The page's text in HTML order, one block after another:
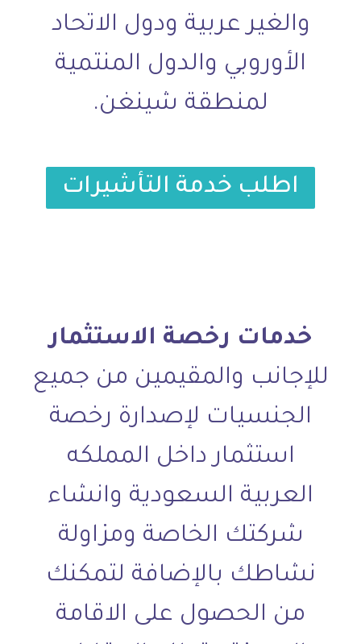
والغير عربية ودول الاتحاد
الأوروبي والدول المنتمية
لمنطقة شينغن.
اطلب خدمة التأشيرات
خدمات رخصة الاستثمار
للإجانب والمقيمين من جميع
الجنسيات لإصدارة رخصة
استثمار داخل المملكه
العربية السعودية وانشاء
شركتك الخاصة ومزاولة
نشاطك بالإضافة لتمكنك
من الحصول على الاقامة